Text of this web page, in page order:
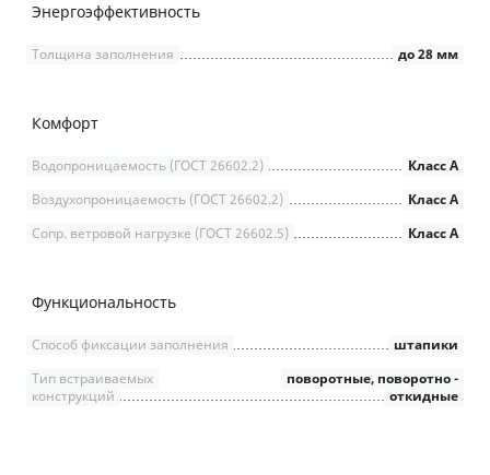
Энергоэффективность
до 28 мм
Толщина заполнения
Комфорт
Класс А
Водопроницаемость (ГОСТ 26602.2)
Класс А
Воздухопроницаемость (ГОСТ 26602.2)
Класс А
Сопр. ветровой нагрузке (ГОСТ 26602.5)
Функциональность
штапики
Способ фиксации заполнения
поворотные, поворотно -
откидные
Тип встраиваемых
конструкций